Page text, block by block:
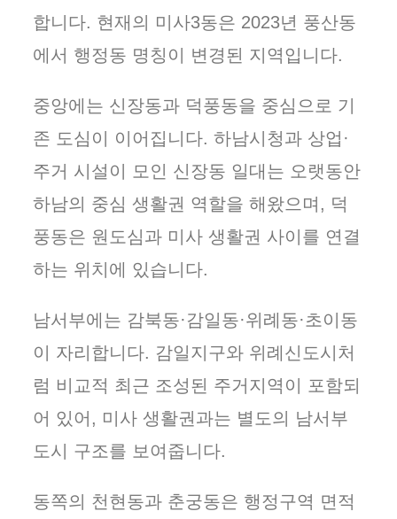
합니다. 현재의 미사3동은 2023년 풍산동
에서 행정동 명칭이 변경된 지역입니다.
중앙에는 신장동과 덕풍동을 중심으로 기
존 도심이 이어집니다. 하남시청과 상업·
주거 시설이 모인 신장동 일대는 오랫동안
하남의 중심 생활권 역할을 해왔으며, 덕
풍동은 원도심과 미사 생활권 사이를 연결
하는 위치에 있습니다.
남서부에는 감북동·감일동·위례동·초이동
이 자리합니다. 감일지구와 위례신도시처
럼 비교적 최근 조성된 주거지역이 포함되
어 있어, 미사 생활권과는 별도의 남서부
도시 구조를 보여줍니다.
동쪽의 천현동과 춘궁동은 행정구역 면적